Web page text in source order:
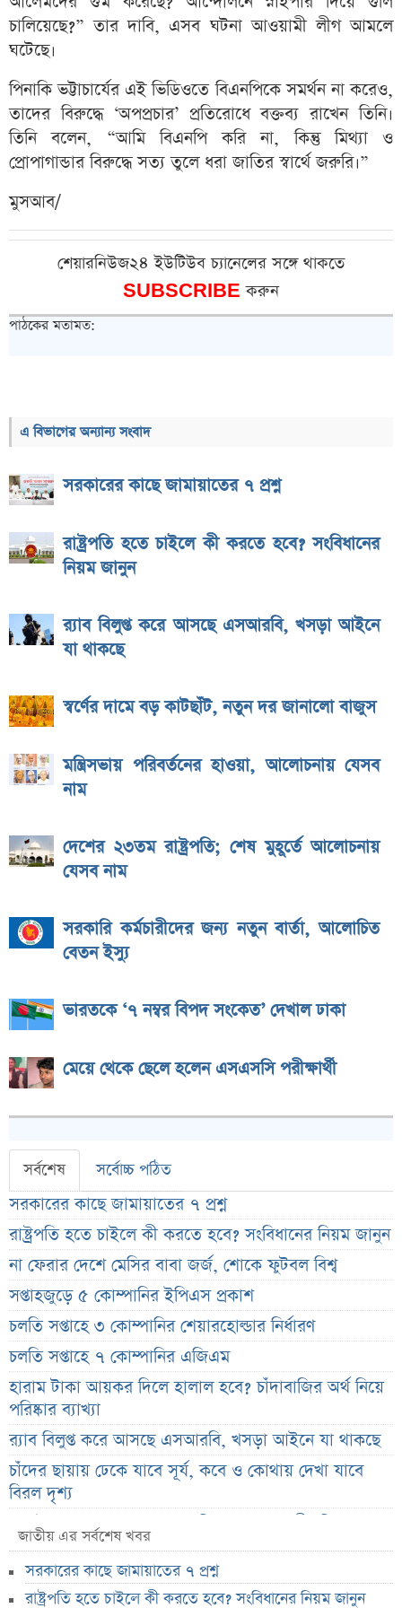
চালিয়েছে?” তার দাবি, এসব ঘটনা আওয়ামী লীগ আমলে
ঘটেছে।
পিনাকি ভট্টাচার্যের এই ভিডিওতে বিএনপিকে সমর্থন না করেও,
তাদের বিরুদ্ধে ‘অপপ্রচার’ প্রতিরোধে বক্তব্য রাখেন তিনি।
তিনি বলেন, “আমি বিএনপি করি না, কিন্তু মিথ্যা ও
প্রোপাগান্ডার বিরুদ্ধে সত্য তুলে ধরা জাতির স্বার্থে জরুরি।”
মুসআব/
শেয়ারনিউজ২৪ ইউটিউব চ্যানেলের সঙ্গে থাকতে
SUBSCRIBEকরুন
পাঠকের মতামত:
এ বিভাগের অন্যান্য সংবাদ
সরকারের কাছে জামায়াতের ৭ প্রশ্ন
রাষ্ট্রপতি হতে চাইলে কী করতে হবে? সংবিধানের
নিয়ম জানুন
র‌্যাব বিলুপ্ত করে আসছে এসআরবি, খসড়া আইনে
যা থাকছে
স্বর্ণের দামে বড় কাটছাঁট, নতুন দর জানালো বাজুস
মন্ত্রিসভায় পরিবর্তনের হাওয়া, আলোচনায় যেসব
নাম
দেশের ২৩তম রাষ্ট্রপতি; শেষ মুহূর্তে আলোচনায়
যেসব নাম
সরকারি কর্মচারীদের জন্য নতুন বার্তা, আলোচিত
বেতন ইস্যু
ভারতকে ‘৭ নম্বর বিপদ সংকেত’ দেখাল ঢাকা
মেয়ে থেকে ছেলে হলেন এসএসসি পরীক্ষার্থী
সর্বশেষ সর্বোচ্চ পঠিত
সরকারের কাছে জামায়াতের ৭ প্রশ্ন
রাষ্ট্রপতি হতে চাইলে কী করতে হবে? সংবিধানের নিয়ম জানুন
না ফেরার দেশে মেসির বাবা জর্জ, শোকে ফুটবল বিশ্ব
সপ্তাহজুড়ে ৫ কোম্পানির ইপিএস প্রকাশ
চলতি সপ্তাহে ৩ কোম্পানির শেয়ারহোল্ডার নির্ধারণ
চলতি সপ্তাহে ৭ কোম্পানির এজিএম
হারাম টাকা আয়কর দিলে হালাল হবে? চাঁদাবাজির অর্থ নিয়ে
পরিষ্কার ব্যাখ্যা
র‌্যাব বিলুপ্ত করে আসছে এসআরবি, খসড়া আইনে যা থাকছে
চাঁদের ছায়ায় ঢেকে যাবে সূর্য, কবে ও কোথায় দেখা যাবে
বিরল দৃশ্য
জুলাই জাদুঘরের অব্যবস্থাপনা নিয়ে ক্ষুব্ধ ফারুকী, দিলেন বড়
পরামর্শ
স্বর্ণের দামে বড় কাটছাঁট, নতুন দর জানালো বাজুস
জাতীয় এর সর্বশেষ খবর
সরকারের কাছে জামায়াতের ৭ প্রশ্ন
রাষ্ট্রপতি হতে চাইলে কী করতে হবে? সংবিধানের নিয়ম জানুন